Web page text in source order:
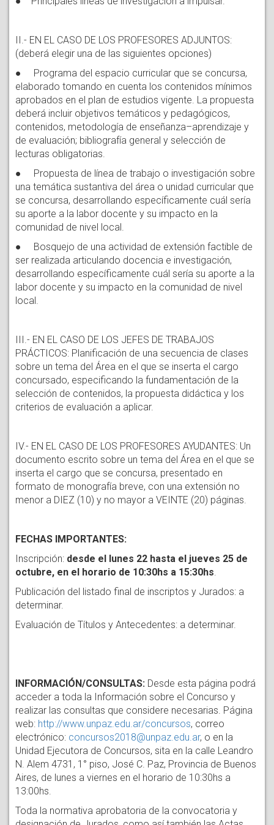
II.- EN EL CASO DE LOS PROFESORES ADJUNTOS:
(deberá elegir una de las siguientes opciones)
● Programa del espacio curricular que se concursa,
elaborado tomando en cuenta los contenidos mínimos
aprobados en el plan de estudios vigente. La propuesta
deberá incluir objetivos temáticos y pedagógicos,
contenidos, metodología de enseñanza–aprendizaje y
de evaluación; bibliografía general y selección de
lecturas obligatorias.
● Propuesta de línea de trabajo o investigación sobre
una temática sustantiva del área o unidad curricular que
se concursa, desarrollando específicamente cuál sería
su aporte a la labor docente y su impacto en la
comunidad de nivel local.
● Bosquejo de una actividad de extensión factible de
ser realizada articulando docencia e investigación,
desarrollando específicamente cuál sería su aporte a la
labor docente y su impacto en la comunidad de nivel
local.
III.- EN EL CASO DE LOS JEFES DE TRABAJOS
PRÁCTICOS: Planificación de una secuencia de clases
sobre un tema del Área en el que se inserta el cargo
concursado, especificando la fundamentación de la
selección de contenidos, la propuesta didáctica y los
criterios de evaluación a aplicar.
IV.- EN EL CASO DE LOS PROFESORES AYUDANTES: Un
documento escrito sobre un tema del Área en el que se
inserta el cargo que se concursa, presentado en
formato de monografía breve, con una extensión no
menor a DIEZ (10) y no mayor a VEINTE (20) páginas.
FECHAS IMPORTANTES:
Inscripción: desde el lunes 22 hasta el jueves 25 de
octubre, en el horario de 10:30hs a 15:30hs.
Publicación del listado final de inscriptos y Jurados: a
determinar.
Evaluación de Títulos y Antecedentes: a determinar.
INFORMACIÓN/CONSULTAS: Desde esta página podrá
acceder a toda la Información sobre el Concurso y
realizar las consultas que considere necesarias. Página
web: http://www.unpaz.edu.ar/concursos, correo
electrónico: concursos2018@unpaz.edu.ar, o en la
Unidad Ejecutora de Concursos, sita en la calle Leandro
N. Alem 4731, 1° piso, José C. Paz, Provincia de Buenos
Aires, de lunes a viernes en el horario de 10:30hs a
13:00hs.
Toda la normativa aprobatoria de la convocatoria y